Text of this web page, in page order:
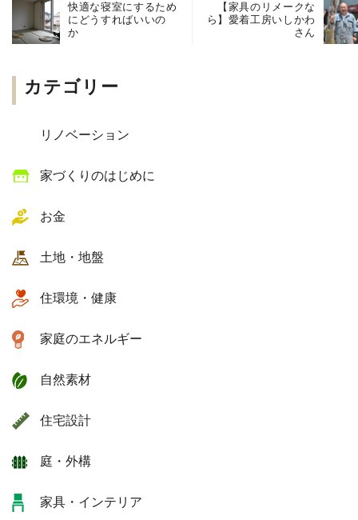
快適な寝室にするため
にどうすればいいの
か
【家具のリメークな
ら】愛着工房いしかわ
さん
カテゴリー
リノベーション
家づくりのはじめに
お金
土地・地盤
住環境・健康
家庭のエネルギー
自然素材
住宅設計
庭・外構
家具・インテリア